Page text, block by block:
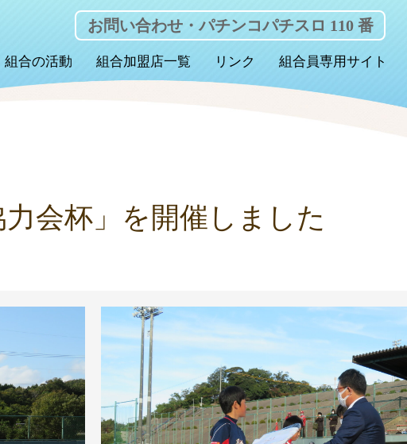
お問い合わせ・パチンコパチスロ 110 番
組合の活動 組合加盟店一覧 リンク 組合員専用サイト
会杯」を開催しました